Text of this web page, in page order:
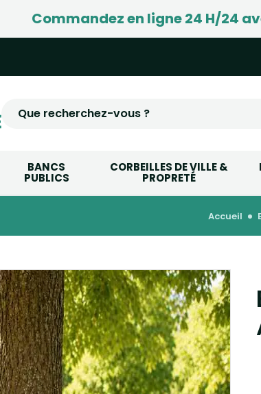
Commandez en ligne 24 H/24
BANCS
PUBLICS
CORBEILLES DE VILLE &
PROPRETÉ
accueil